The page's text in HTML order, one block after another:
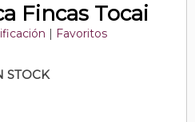
Fincas Tocai
Favoritos
STOCK